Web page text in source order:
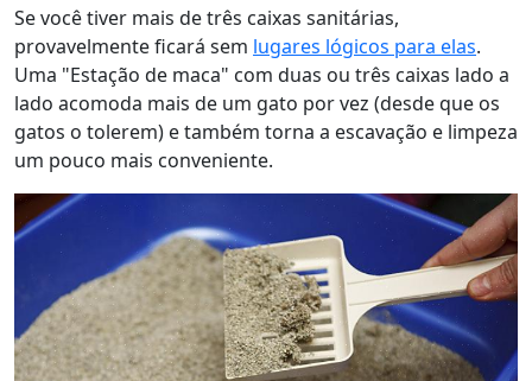
Se você tiver mais de três caixas sanitárias,
provavelmente ficará sem lugares lógicos para elas.
Uma "Estação de maca" com duas ou três caixas lado a
lado acomoda mais de um gato por vez (desde que os
gatos o tolerem) e também torna a escavação e limpeza
um pouco mais conveniente.